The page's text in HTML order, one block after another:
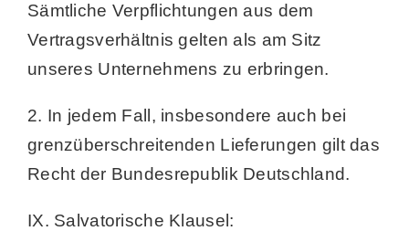
Sämtliche Verpflichtungen aus dem
Vertragsverhältnis gelten als am Sitz
unseres Unternehmens zu erbringen.
2. In jedem Fall, insbesondere auch bei
grenzüberschreitenden Lieferungen gilt das
Recht der Bundesrepublik Deutschland.
IX. Salvatorische Klausel: